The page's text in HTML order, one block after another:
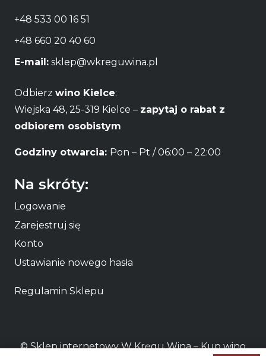
+48 533 00 16 51
+48 660 20 40 60
E-mail: sklep@wkreguwina.pl
Odbierz wino Kielce:
Wiejska 48, 25-319 Kielce – zapytaj o rabat z
odbiorem osobistym
Godziny otwarcia: Pon – Pt / 06:00 – 22:00
Na skróty:
Logowanie
Zarejestruj się
Konto
Ustawianie nowego hasła
Regulamin Sklepu
© Sklep internetowy W Kręgu Wina – Kupwino